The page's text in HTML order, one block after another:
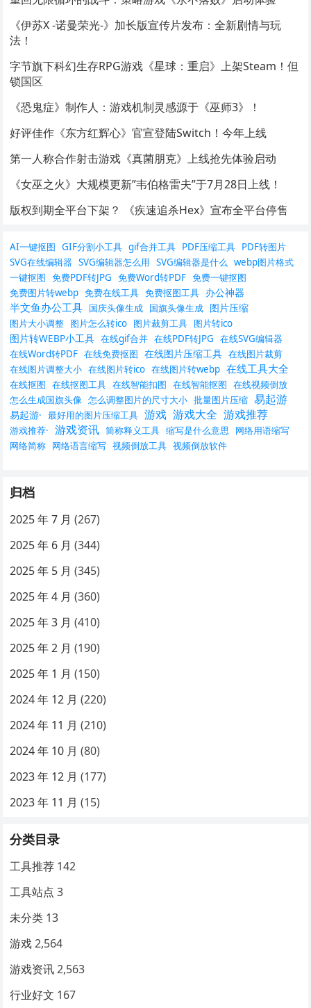
《伊苏X -诺曼荣光-》加长版宣传片发布：全新剧情与玩
法！
字节旗下科幻生存RPG游戏《星球：重启》上架Steam！但
锁国区
《恐鬼症》制作人：游戏机制灵感源于《巫师3》！
好评佳作《东方红辉心》官宣登陆Switch！今年上线
第一人称合作射击游戏《真菌朋克》上线抢先体验启动
《女巫之火》大规模更新”韦伯格雷夫”于7月28日上线！
版权到期全平台下架？ 《疾速追杀Hex》宣布全平台停售
AI一键抠图 GIF分割小工具 gif合并工具 PDF压缩工具 PDF转图片
SVG在线编辑器 SVG编辑器怎么用 SVG编辑器是什么 webp图片格式
一键抠图 免费PDF转JPG 免费Word转PDF 免费一键抠图
免费图片转webp 免费在线工具 免费抠图工具 办公神器
半文鱼办公工具 国庆头像生成 国旗头像生成 图片压缩
图片大小调整 图片怎么转ico 图片裁剪工具 图片转ico
图片转WEBP小工具 在线gif合并 在线PDF转JPG 在线SVG编辑器
在线Word转PDF 在线免费抠图 在线图片压缩工具 在线图片裁剪
在线图片调整大小 在线图片转ico 在线图片转webp 在线工具大全
在线抠图 在线抠图工具 在线智能扣图 在线智能抠图 在线视频倒放
怎么生成国旗头像 怎么调整图片的尺寸大小 批量图片压缩 易起游
易起游· 最好用的图片压缩工具 游戏 游戏大全 游戏推荐
游戏推荐· 游戏资讯 简称释义工具 缩写是什么意思
网络用语缩写
网络简称 网络语言缩写 视频倒放工具 视频倒放软件
归档
2025 年 7 月 (267)
2025 年 6 月 (344)
2025 年 5 月 (345)
2025 年 4 月 (360)
2025 年 3 月 (410)
2025 年 2 月 (190)
2025 年 1 月 (150)
2024 年 12 月 (220)
2024 年 11 月 (210)
2024 年 10 月 (80)
2023 年 12 月 (177)
2023 年 11 月 (15)
分类目录
工具推荐 142
工具站点 3
未分类 13
游戏 2,564
游戏资讯 2,563
行业好文 167